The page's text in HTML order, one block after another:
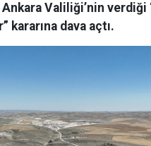
Valiliği’nin verdiği
kararına dava açtı.